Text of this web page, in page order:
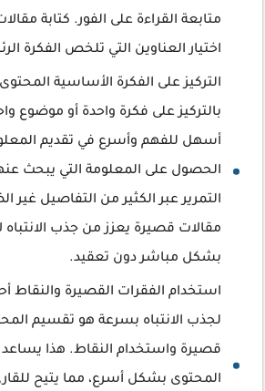
متابعة القراءة على الفور. كتابة
اختيار العناوين التي تلخص الفكرة
التركيز على الفكرة الأساسية
بالتركيز على فكرة واحدة أو موضوع
أسهل للفهم وأسرع في تقديم
الحصول على المعلومة التي يبحث
التمرير عبر الكثير من التفاصيل غير
مقالات قصيرة يعزز من جذب الانتباه
بشكل مباشر دون تعقيد.
استخدام الفقرات القصيرة والنقاط
لجذب الانتباه بسرعة هو تقسيم
قصيرة واستخدام النقاط. هذا
المحتوى بشكل أسرع، مما يتيح